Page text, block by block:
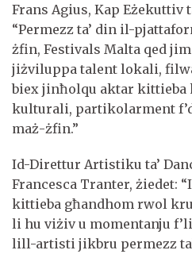
Frans Agius, Kap Eżekuttiv
“Permezz ta’ din il-
żfin, Festivals Malta qed
jiżviluppa talent lokali,
biex jinħolqu aktar
kulturali, partikolarment
maż-żfin.”
Id-Direttur Artistiku ta’
Francesca Tranter, żiedet:
kittieba għandhom rwol
li hu viżiv u momentanju
lill-artisti jikbru permezz